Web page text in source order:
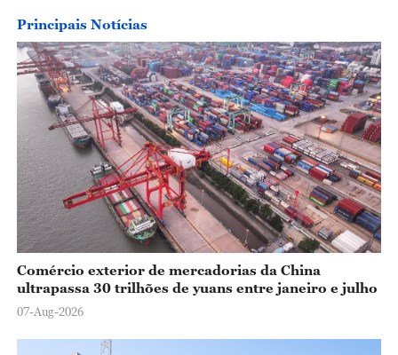
Principais Notícias
Comércio exterior de mercadorias da China
ultrapassa 30 trilhões de yuans entre janeiro e julho
07-Aug-2026